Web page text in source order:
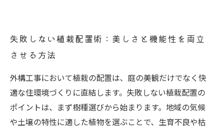
失敗しない植栽配置術：美しさと機能性を両立
させる方法
外構工事において植栽の配置は、庭の美観だけでなく快
適な住環境づくりに直結します。失敗しない植栽配置の
ポイントは、まず樹種選びから始まります。地域の気候
や土壌の特性に適した植物を選ぶことで、生育不良や枯